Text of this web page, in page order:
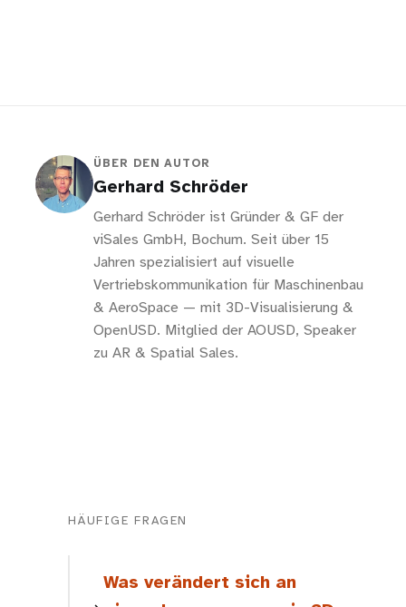
ÜBER DEN AUTOR
Gerhard Schröder
Gerhard Schröder ist Gründer & GF der
viSales GmbH, Bochum. Seit über 15
Jahren spezialisiert auf visuelle
Vertriebskommunikation für Maschinenbau
& AeroSpace — mit 3D-Visualisierung &
OpenUSD. Mitglied der AOUSD, Speaker
zu AR & Spatial Sales.
HÄUFIGE FRAGEN
Was verändert sich an